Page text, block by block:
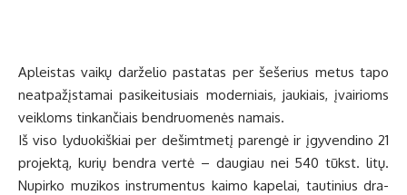
Ap­leis­tas vai­kų dar­že­lio pa­sta­tas per še­še­rius me­tus ta­po
ne­at­pa­žįs­ta­mai pa­si­kei­tu­siais mo­der­niais, jau­kiais, įvai­rioms
veik­loms tin­kan­čiais ben­druo­me­nės na­mais.
Iš vi­so ly­duo­kiš­kiai per de­šimt­me­tį pa­ren­gė ir įgy­ven­di­no 21
pro­jek­tą, ku­rių ben­dra ver­tė – dau­giau nei 540 tūkst. li­tų.
Nu­pir­ko mu­zi­kos in­stru­men­tus kai­mo ka­pe­lai, tau­ti­nius dra­